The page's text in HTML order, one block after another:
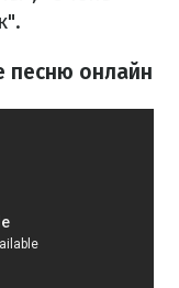
песню онлайн